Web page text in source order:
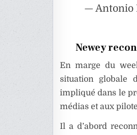
— Antonio
Newey
En marge du
situation globale
impliqué dans le
médias et aux
Il a d’abord